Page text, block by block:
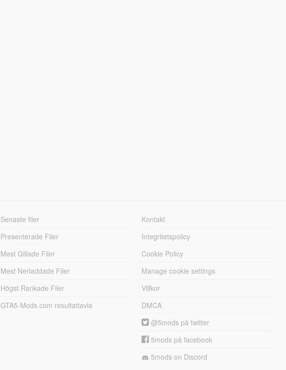
Senaste filer
Presenterade Filer
Mest Gillade Filer
Mest Nerladdade Filer
Högst Rankade Filer
GTA5-Mods.com resultattavla
Kontakt
Integritetspolicy
Cookie Policy
Manage cookie settings
Villkor
DMCA
@5mods på twitter
5mods på facebook
5mods on Discord